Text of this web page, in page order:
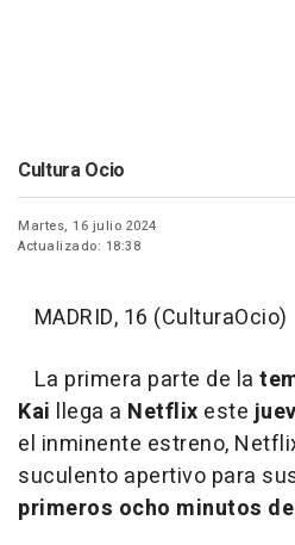
Cultura Ocio
Martes, 16 julio 2024
Actualizado: 18:38
MADRID, 16 (CulturaOcio)
La primera parte de la
Kai llega a Netflix este
el inminente estreno,
suculento apertivo para
primeros ocho minutos